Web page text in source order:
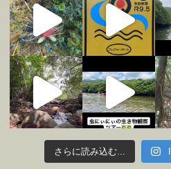
さらに読み込む...